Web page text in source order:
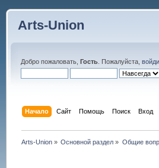
Arts-Union
Добро пожаловать, Гость. Пожалуйста,
Начало Сайт Помощь Поиск Вход
Arts-Union » Основной раздел » Общие